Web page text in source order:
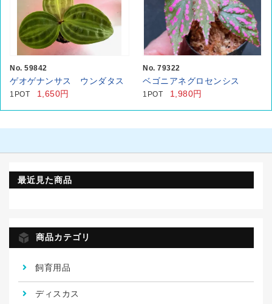
No. 59842
ゲオゲナンサス ウンダタス
1POT 1,650円
No. 79322
ベゴニアネグロセンシス
1POT 1,980円
最近見た商品
商品カテゴリ
飼育用品
ディスカス